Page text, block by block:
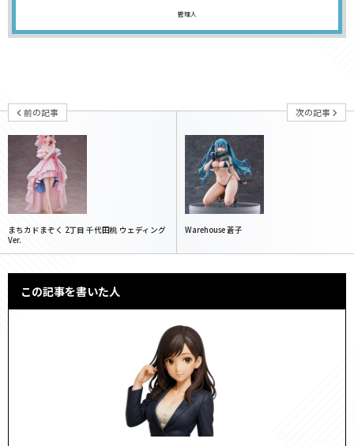
管理人
前の記事
まちカドまぞく 2丁目 千代田桃 ウェディング
Ver.
次の記事
Warehouse 蒼子
この記事を書いた人